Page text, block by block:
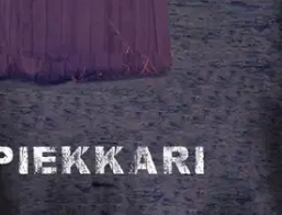
kiinni. Syynä on se, että